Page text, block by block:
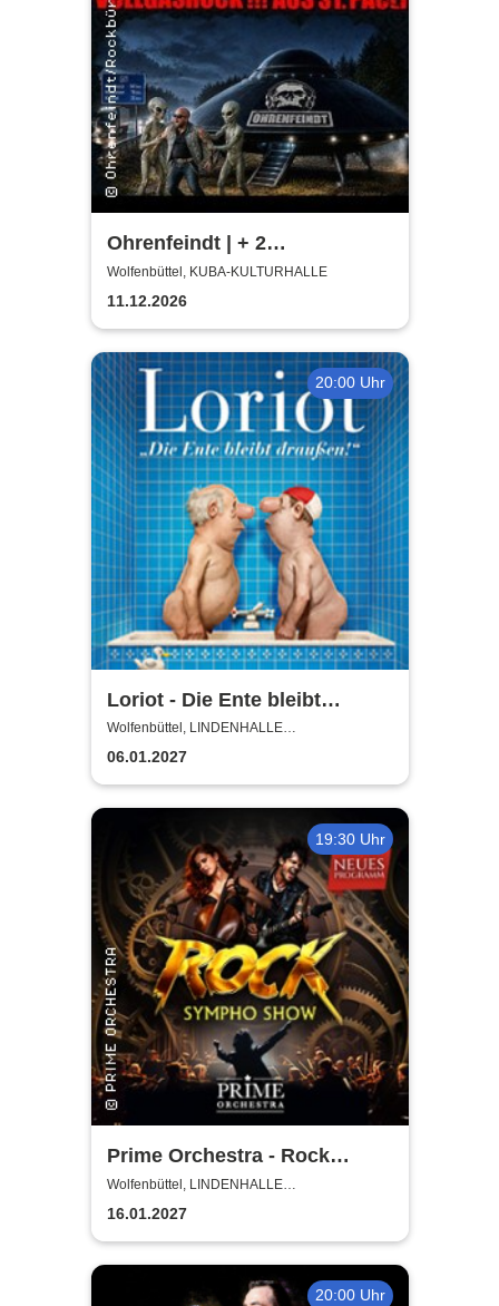
Ohrenfeindt | + 2
Supportbands
Wolfenbüttel, KUBA-KULTURHALLE
11.12.2026
20:00 Uhr
Loriot - Die Ente bleibt
draußen!
Wolfenbüttel, LINDENHALLE
WOLFENBÜTTEL
06.01.2027
19:30 Uhr
Prime Orchestra - Rock
Sympho Show
Wolfenbüttel, LINDENHALLE
WOLFENBÜTTEL
16.01.2027
20:00 Uhr